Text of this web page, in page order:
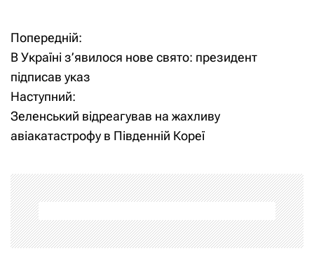
Н
а
в
і
а
ц
і
Попередній:
В Україні з’явилося нове свято: президент
підписав указ
Наступний:
Зеленський відреагував на жахливу
авіакатастрофу в Південній Кореї